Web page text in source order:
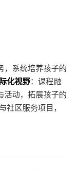
，系统培养孩子的
化视野：课程融
活动，拓展孩子的
社区服务项目，